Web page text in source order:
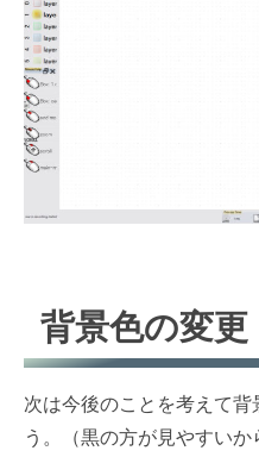
背景色の変更
次は今後のことを考えて
う。（黒の方が見やすいか